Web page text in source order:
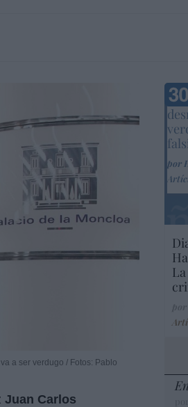
a ser verdugo / Fotos: Pablo
Juan Carlos
por